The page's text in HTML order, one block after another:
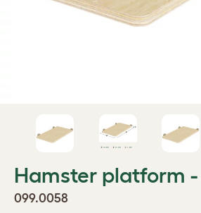
Hamster platform
099.0058